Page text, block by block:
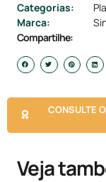
Categorias:
Marca:
Compartilhe:
CONSULTE
Veja